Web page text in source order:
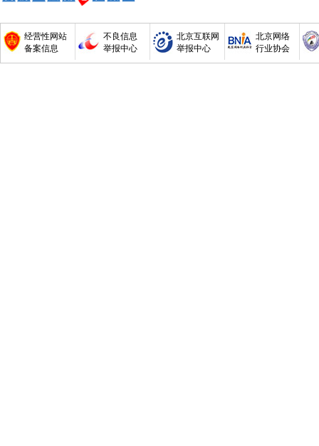
经营性网站
备案信息
不良信息
举报中心
北京互联网
举报中心
北京网络
行业协会